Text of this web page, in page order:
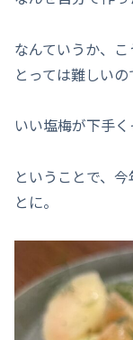
なんていうか、
とっては難しいの
いい塩梅が下手く
ということで、
とに。